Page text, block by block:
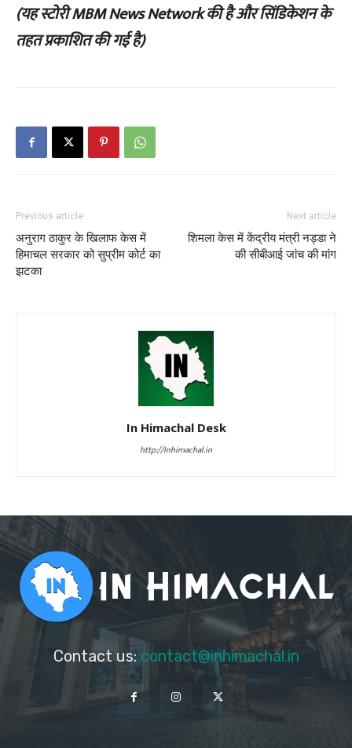
(यह स्टोरी MBM News Network की है और सिंडिकेशन के
तहत प्रकाशित की गई है)
Previous article
अनुराग ठाकुर के खिलाफ केस में
हिमाचल सरकार को सुप्रीम कोर्ट का
झटका
Next article
शिमला केस में केंद्रीय मंत्री नड्डा ने
की सीबीआई जांच की मांग
In Himachal Desk
http://Inhimachal.in
Contact us: contact@inhimachal.in